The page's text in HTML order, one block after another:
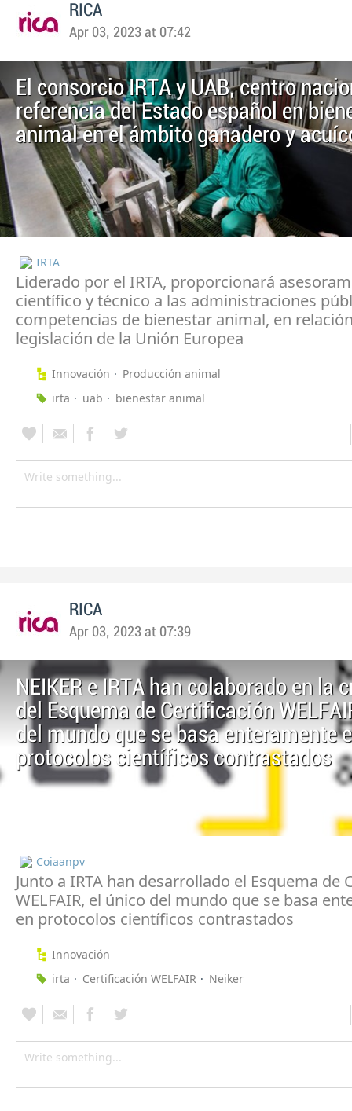
RICA
Apr 03, 2023 at 07:42
El consorcio IRTA y UAB, centro
referencia del Estado español en
animal en el ámbito ganadero y
IRTA
Liderado por el IRTA, proporcionará
científico y técnico a las administraciones
competencias de bienestar animal, en
legislación de la Unión Europea
Innovación
Producción animal
irta
uab bienestar animal
RICA
Apr 03, 2023 at 07:39
NEIKER e IRTA han colaborado en la
del Esquema de Certificación
del mundo que se basa enteramente
protocolos científicos contrastados
Coiaanpv
Junto a IRTA han desarrollado el Esquema de
WELFAIR, el único del mundo que se basa
en protocolos científicos contrastados
Innovación
irta
Certificación WELFAIR Neiker